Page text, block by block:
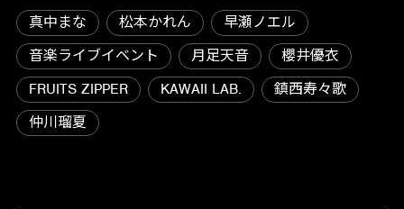
真中まな 松本かれん
早瀬ノエル
音楽ライブイベント
月足天音
櫻井優衣
FRUITS ZIPPER
KAWAII LAB.
鎮西寿々歌
仲川瑠夏